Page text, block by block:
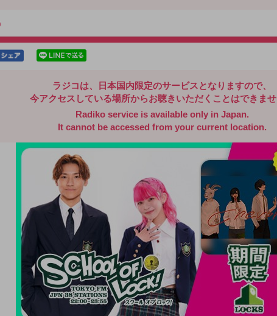
ラジコは、日本国内限定のサービスとなりますので、
今アクセスしている場所からお聴きいただくことはできませ
Radiko service is available only in Japan.
It cannot be accessed from your current location.